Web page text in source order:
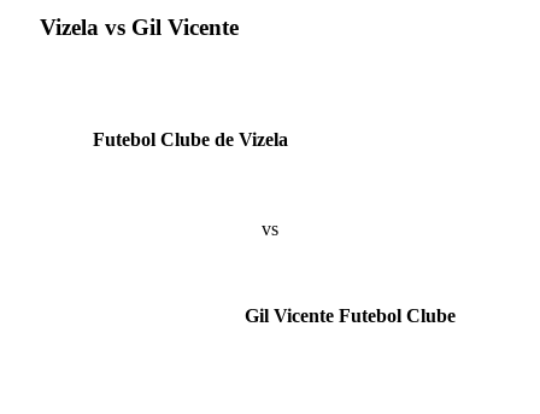
Vizela vs Gil Vicente
Futebol Clube de Vizela
vs
Gil Vicente Futebol Clube